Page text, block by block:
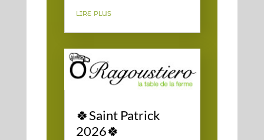
lire plus
🍀Saint Patrick
2026🍀